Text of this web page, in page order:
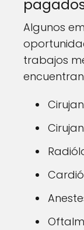
Algunos
trabajos